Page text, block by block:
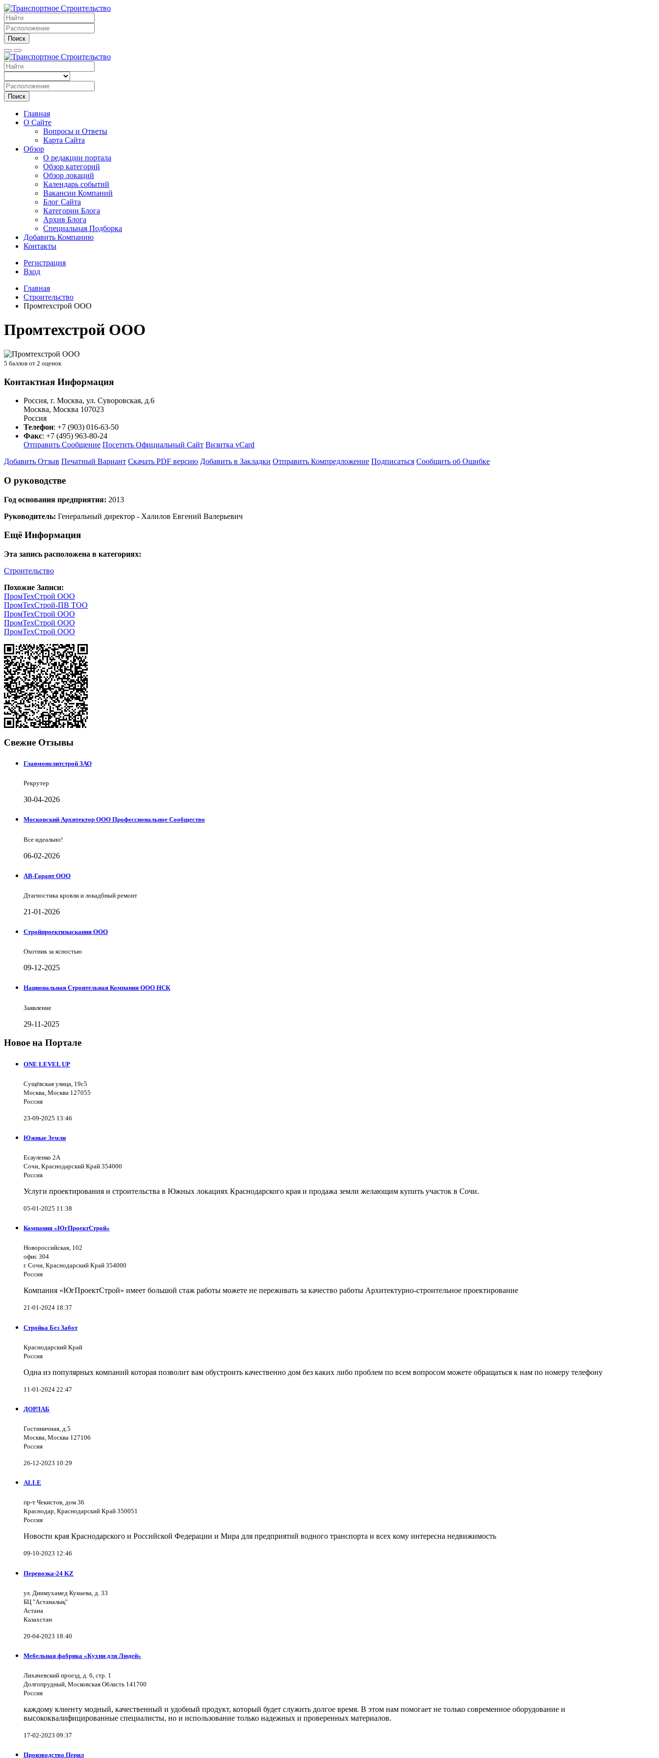
Поиск
Поиск
Главная
О Сайте
Вопросы и Ответы
Карта Сайта
Обзор
О редакции портала
Обзор категорий
Обзор локаций
Календарь событий
Вакансии Компаний
Блог Сайта
Категории Блога
Архив Блога
Специальная Подборка
Добавить Компанию
Контакты
Регистрация
Вход
Главная
Строительство
Промтехстрой ООО
Промтехстрой ООО
5 баллов от 2 оценок
Контактная Информация
Россия, г. Москва, ул. Суворовская, д.6
Москва, Москва 107023
Россия
Телефон: +7 (903) 016-63-50
Факс: +7 (495) 963-80-24
Отправить Сообщение Посетить Официальный Сайт Визитка vCard
Добавить Отзыв Печатный Вариант Скачать PDF версию Добавить в Закладки Отправить Компредложение Подписаться Сообщить об Ошибке
О руководстве
Год основания предприятия: 2013
Руководитель: Генеральный директор - Халилов Евгений Валерьевич
Ещё Информация
Эта запись расположена в категориях:
Строительство
Похожие Записи:
ПромТехСтрой ООО
ПромТехСтрой-ПВ ТОО
ПромТехСтрой ООО
ПромТехСтрой ООО
ПромТехСтрой ООО
Свежие Отзывы
Главмонолитстрой ЗАО
Рекрутер
30-04-2026
Московский Архитектор ООО Профессиональное Сообщество
Все идеально!
06-02-2026
АВ-Гарант ООО
Дтагностика кровли и локадбный ремонт
21-01-2026
Стройпроектизыскания ООО
Охотник за ясностью
09-12-2025
Национальная Строительная Компания ООО НСК
Заявление
29-11-2025
Новое на Портале
ONE LEVEL UP
Сущёвская улица, 19с5
Москва, Москва 127055
Россия
23-09-2025 13:46
Южные Земли
Есауленко 2А
Сочи, Краснодарский Край 354000
Россия
Услуги проектирования и строительства в Южных локациях Краснодарского края и продажа земли желающим купить участок в Сочи.
05-01-2025 11:38
Компания «ЮгПроектСтрой»
Новороссийская, 102
офис 304
г. Сочи, Краснодарский Край 354000
Россия
Компания «ЮгПроектСтрой» имеет большой стаж работы можете не переживать за качество работы Архитектурно-строительное проектирование
21-01-2024 18:37
Стройка Без Забот
Краснодарский Край
Россия
Одна из популярных компаний которая позволит вам обустроить качественно дом без каких либо проблем по всем вопросом можете обращаться к нам по номеру телефону
11-01-2024 22:47
ДОРЛАБ
Гостиничная, д.5
Москва, Москва 127106
Россия
26-12-2023 10:29
ALLE
пр-т Чекистов, дом 36
Краснодар, Краснодарский Край 350051
Россия
Новости края Краснодарского и Российской Федерации и Мира для предприятий водного транспорта и всех кому интересна недвижимость
09-10-2023 12:46
Перевозка-24 KZ
ул. Динмухамед Кунаева, д. 33
БЦ "Астаналық"
Астана
Казахстан
20-04-2023 18:40
Мебельная фабрика «Кухни для Людей»
Лихачевский проезд, д. 6, стр. 1
Долгопрудный, Московская Область 141700
Россия
каждому клиенту модный, качественный и удобный продукт, который будет служить долгое время. В этом нам помогает не только современное оборудование и
высококвалифицированные специалисты, но и использование только надежных и проверенных материалов.
17-02-2023 09:37
Производство Перил